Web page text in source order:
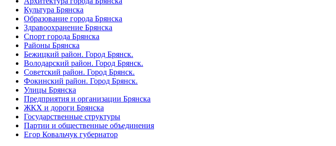
Культура Брянска
Образование города Брянска
Здравоохранение Брянска
Спорт города Брянска
Районы Брянска
Бежицкий район. Город Брянск.
Володарский район. Город Брянск.
Советский район. Город Брянск.
Фокинский район. Город Брянск.
Улицы Брянска
Предприятия и организации Брянска
ЖКХ и дороги Брянска
Государственные структуры
Партии и общественные объединения
Егор Ковальчук губернатор